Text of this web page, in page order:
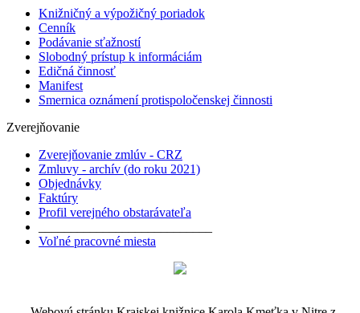
Knižničný a výpožičný poriadok
Cenník
Podávanie sťažností
Slobodný prístup k informáciám
Edičná činnosť
Manifest
Smernica oznámení protispoločenskej činnosti
Zverejňovanie
Zverejňovanie zmlúv - CRZ
Zmluvy - archív (do roku 2021)
Objednávky
Faktúry
Profil verejného obstarávateľa
Voľné pracovné miesta